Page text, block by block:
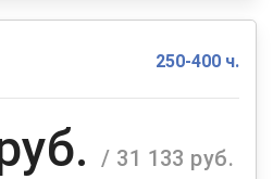
250-400 ч.
/ 31 133 руб.